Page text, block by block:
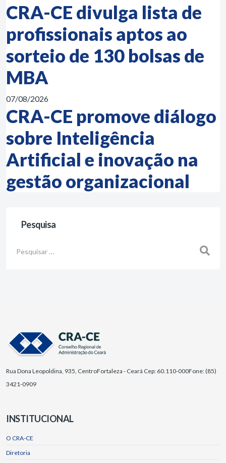
CRA-CE divulga lista de
profissionais aptos ao
sorteio de 130 bolsas de
MBA
07/08/2026
CRA-CE promove diálogo
sobre Inteligência
Artificial e inovação na
gestão organizacional
Pesquisa
Rua Dona Leopoldina, 935, CentroFortaleza - Ceará Cep: 60.110-000Fone: (85)
3421-0909
INSTITUCIONAL
O CRA-CE
Diretoria